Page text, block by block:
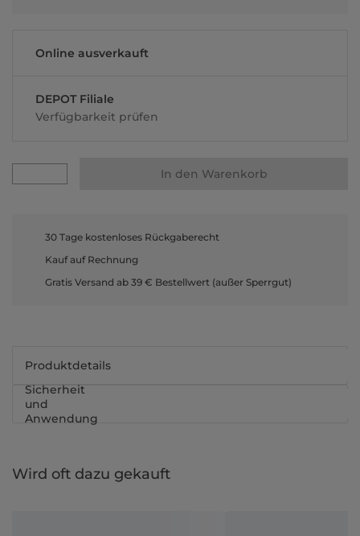
Online ausverkauft
DEPOT Filiale
Verfügbarkeit prüfen
In den Warenkorb
30 Tage kostenloses Rückgaberecht
Kauf auf Rechnung
Gratis Versand ab 39 € Bestellwert (außer Sperrgut)
Produktdetails
Sicherheit
und
Anwendung
Wird oft dazu gekauft